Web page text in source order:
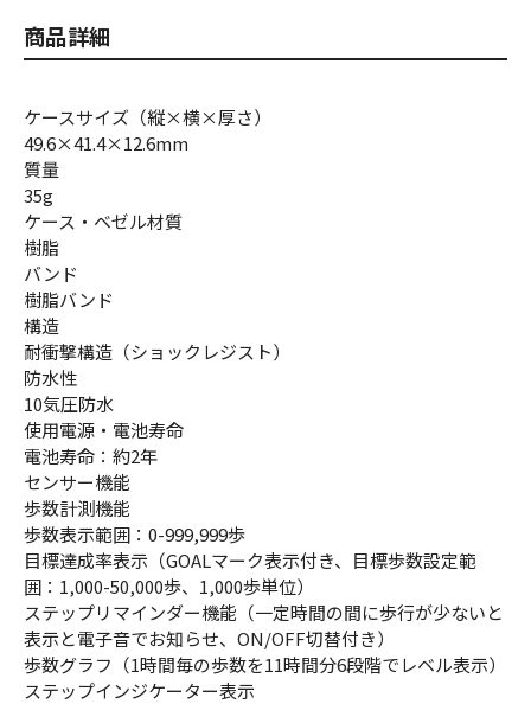
商品詳細
ケースサイズ（縦×横×厚さ）
49.6×41.4×12.6mm
質量
35g
ケース・ベゼル材質
樹脂
バンド
樹脂バンド
構造
耐衝撃構造（ショックレジスト）
防水性
10気圧防水
使用電源・電池寿命
電池寿命：約2年
センサー機能
歩数計測機能
歩数表示範囲：0-999,999歩
目標達成率表示（GOALマーク表示付き、目標歩数設定範
囲：1,000-50,000歩、1,000歩単位）
ステップリマインダー機能（一定時間の間に歩行が少ないと
表示と電子音でお知らせ、ON/OFF切替付き）
歩数グラフ（1時間毎の歩数を11時間分6段階でレベル表示）
ステップインジケーター表示